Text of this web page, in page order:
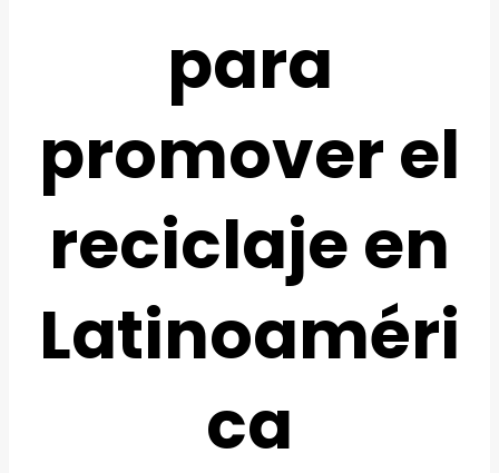
para
promover el
reciclaje en
Latinoaméri
ca